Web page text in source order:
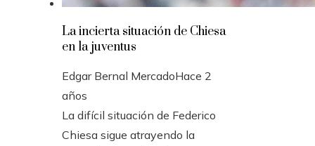
La incierta situación de Chiesa
en la juventus
Edgar Bernal MercadoHace 2
años
La difícil situación de Federico
Chiesa sigue atrayendo la